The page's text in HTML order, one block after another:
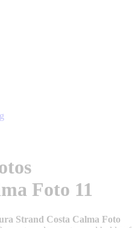
Foto 11
Strand Costa Calma Foto